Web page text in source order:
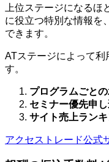
上位ステージになるほ
に役立つ特別な情報を
できます。
ATステージによって
す。
プログラムごと
セミナー優先申
サイト売上ラン
アクセストレード公式